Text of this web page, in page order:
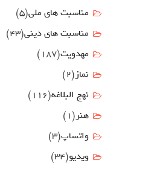
مناسبت هاي ملي(5)
مناسبت های دینی(43)
مهدويت(187)
نماز(2)
نهج البلاغه(116)
هنر(1)
واتساپ(3)
ویدیو(34)